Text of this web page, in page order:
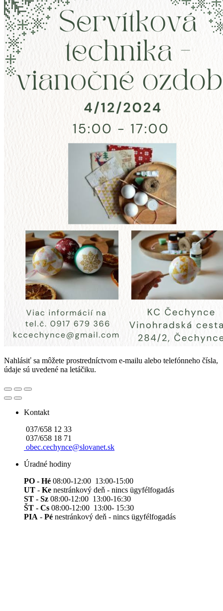
Nahlásiť sa môžete prostredníctvom e-mailu alebo telefónneho čísla,
údaje sú uvedené na letáčiku.
Kontakt
037/658 12 33
037/658 18 71
obec.cechynce@slovanet.sk
Úradné hodiny
PO - Hé 08:00-12:00 13:00-15:00
UT - Ke nestránkový deň - nincs ügyfélfogadás
ST - Sz 08:00-12:00 13:00-16:30
ŠT - Cs 08:00-12:00 13:00- 15:30
PIA - Pé nestránkový deň - nincs ügyfélfogadás